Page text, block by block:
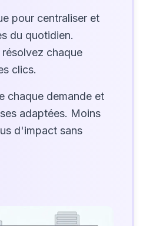
pour centraliser et
du quotidien.
chaque
clics.
chaque demande et
adaptées. Moins
d'impact sans